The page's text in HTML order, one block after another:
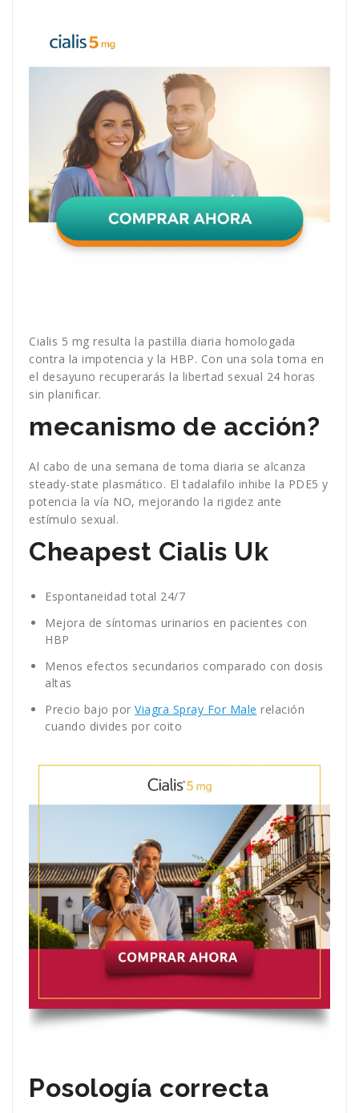
Cialis 5 mg resulta la pastilla diaria homologada
contra la impotencia y la HBP. Con una sola toma en
el desayuno recuperarás la libertad sexual 24 horas
sin planificar.
mecanismo de acción?
Al cabo de una semana de toma diaria se alcanza
steady-state plasmático. El tadalafilo inhibe la PDE5 y
potencia la vía NO, mejorando la rigidez ante
estímulo sexual.
Cheapest Cialis Uk
Espontaneidad total 24/7
Mejora de síntomas urinarios en pacientes con
HBP
Menos efectos secundarios comparado con dosis
altas
Precio bajo por Viagra Spray For Male relación
cuando divides por coito
Posología correcta